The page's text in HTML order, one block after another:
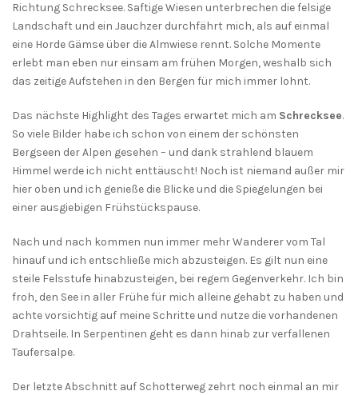
Richtung Schrecksee. Saftige Wiesen unterbrechen die felsige
Landschaft und ein Jauchzer durchfährt mich, als auf einmal
eine Horde Gämse über die Almwiese rennt. Solche Momente
erlebt man eben nur einsam am frühen Morgen, weshalb sich
das zeitige Aufstehen in den Bergen für mich immer lohnt.
Das nächste Highlight des Tages erwartet mich am Schrecksee.
So viele Bilder habe ich schon von einem der schönsten
Bergseen der Alpen gesehen – und dank strahlend blauem
Himmel werde ich nicht enttäuscht! Noch ist niemand außer mir
hier oben und ich genieße die Blicke und die Spiegelungen bei
einer ausgiebigen Frühstückspause.
Nach und nach kommen nun immer mehr Wanderer vom Tal
hinauf und ich entschließe mich abzusteigen. Es gilt nun eine
steile Felsstufe hinabzusteigen, bei regem Gegenverkehr. Ich bin
froh, den See in aller Frühe für mich alleine gehabt zu haben und
achte vorsichtig auf meine Schritte und nutze die vorhandenen
Drahtseile. In Serpentinen geht es dann hinab zur verfallenen
Taufersalpe.
Der letzte Abschnitt auf Schotterweg zehrt noch einmal an mir